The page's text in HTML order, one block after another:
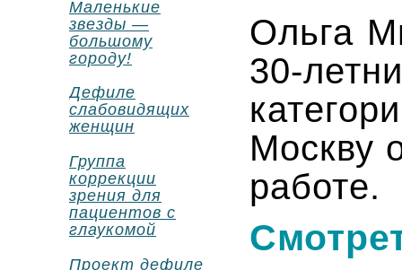
Маленькие
звезды —
большому
городу!
Дефиле
слабовидящих
женщин
Группа
коррекции
зрения для
пациентов с
глаукомой
Проект дефиле
Ольга
30-
Москву
работе.